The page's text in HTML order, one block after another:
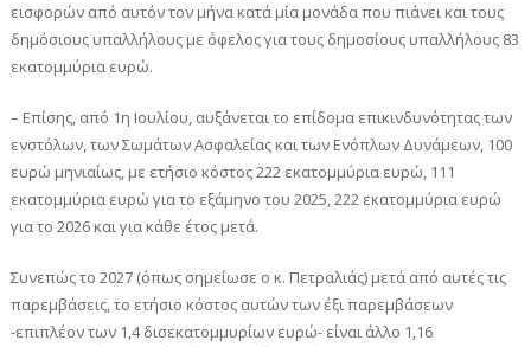
εισφορών από αυτόν τον μήνα κατά μία μονάδα που πιάνει και τους
δημόσιους υπαλλήλους με όφελος για τους δημοσίους υπαλλήλους 83
εκατομμύρια ευρώ.
– Επίσης, από 1η Ιουλίου, αυξάνεται το επίδομα επικινδυνότητας των
ενστόλων, των Σωμάτων Ασφαλείας και των Ενόπλων Δυνάμεων, 100
ευρώ μηνιαίως, με ετήσιο κόστος 222 εκατομμύρια ευρώ, 111
εκατομμύρια ευρώ για το εξάμηνο του 2025, 222 εκατομμύρια ευρώ
για το 2026 και για κάθε έτος μετά.
Συνεπώς το 2027 (όπως σημείωσε ο κ. Πετραλιάς) μετά από αυτές τις
παρεμβάσεις, το ετήσιο κόστος αυτών των έξι παρεμβάσεων
-επιπλέον των 1,4 δισεκατομμυρίων ευρώ- είναι άλλο 1,16